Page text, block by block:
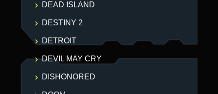
DEAD ISLAND
DESTINY 2
DETROIT
DEVIL MAY CRY
DISHONORED